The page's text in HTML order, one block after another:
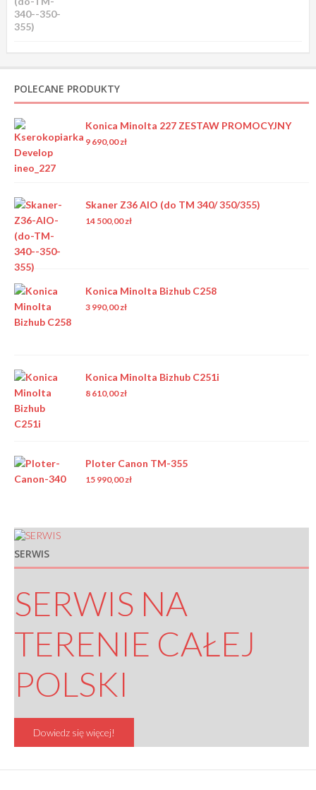
POLECANE PRODUKTY
Konica Minolta 227 ZESTAW PROMOCYJNY
9 690,00zł
Skaner Z36 AIO (do TM 340/ 350/355)
14 500,00zł
Konica Minolta Bizhub C258
3 990,00zł
Konica Minolta Bizhub C251i
8 610,00zł
Ploter Canon TM-355
15 990,00zł
SERWIS
SERWIS NA
TERENIE CAŁEJ
POLSKI
Dowiedz się więcej!